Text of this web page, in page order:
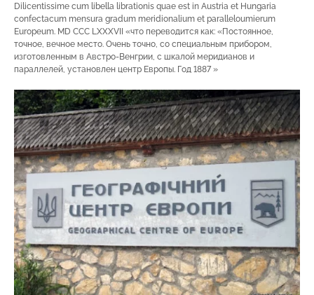
Dilicentissime cum libella librationis quae est in Austria et Hungaria
confectacum mensura gradum meridionalium et paralleloumierum
Europeum. MD CCC LXXXVII «что переводится как: «Постоянное,
точное, вечное место. Очень точно, со специальным прибором,
изготовленным в Австро-Венгрии, с шкалой меридианов и
параллелей, установлен центр Европы. Год 1887 »